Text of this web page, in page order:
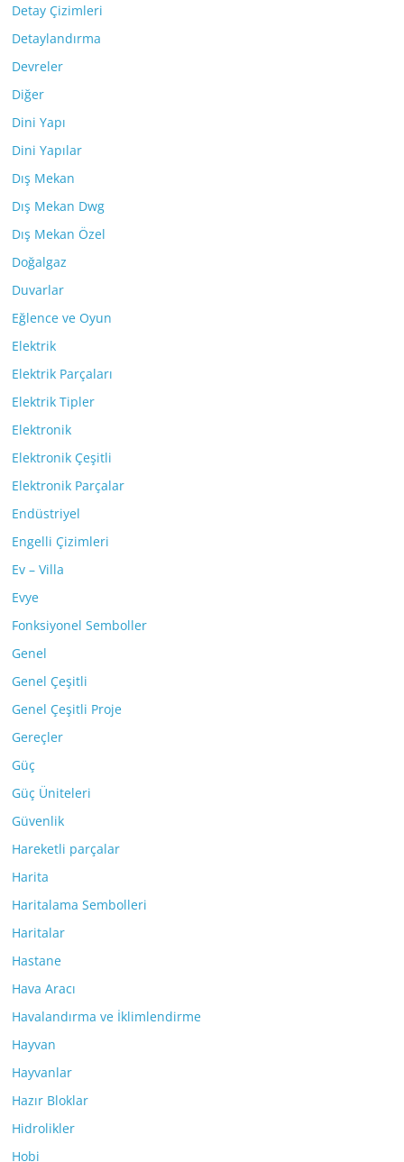
Detay Çizimleri
Detaylandırma
Devreler
Diğer
Dini Yapı
Dini Yapılar
Dış Mekan
Dış Mekan Dwg
Dış Mekan Özel
Doğalgaz
Duvarlar
Eğlence ve Oyun
Elektrik
Elektrik Parçaları
Elektrik Tipler
Elektronik
Elektronik Çeşitli
Elektronik Parçalar
Endüstriyel
Engelli Çizimleri
Ev – Villa
Evye
Fonksiyonel Semboller
Genel
Genel Çeşitli
Genel Çeşitli Proje
Gereçler
Güç
Güç Üniteleri
Güvenlik
Hareketli parçalar
Harita
Haritalama Sembolleri
Haritalar
Hastane
Hava Aracı
Havalandırma ve İklimlendirme
Hayvan
Hayvanlar
Hazır Bloklar
Hidrolikler
Hobi